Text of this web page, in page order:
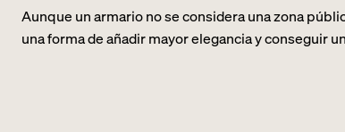
Aunque un armario no se considera una zona
una forma de añadir mayor elegancia y conseguir